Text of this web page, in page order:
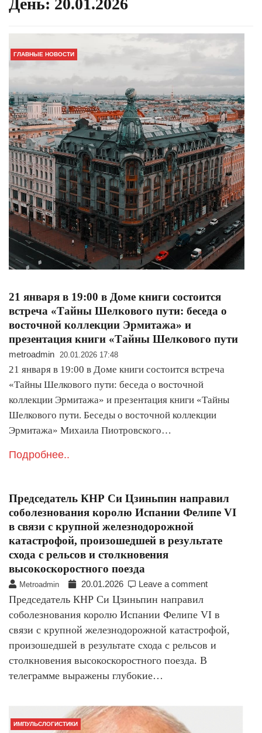
День: 20.01.2026
ГЛАВНЫЕ НОВОСТИ
21 января в 19:00 в Доме книги состоится
встреча «Тайны Шелкового пути: беседа о
восточной коллекции Эрмитажа» и
презентация книги «Тайны Шелкового пути
metroadmin 20.01.2026 17:48
21 января в 19:00 в Доме книги состоится встреча
«Тайны Шелкового пути: беседа о восточной
коллекции Эрмитажа» и презентация книги «Тайны
Шелкового пути. Беседы о восточной коллекции
Эрмитажа» Михаила Пиотровского…
Подробнее..
Председатель КНР Си Цзиньпин направил
соболезнования королю Испании Фелипе VI
в связи с крупной железнодорожной
катастрофой, произошедшей в результате
схода с рельсов и столкновения
высокоскоростного поезда
Metroadmin 20.01.2026 Leave a comment
Председатель КНР Си Цзиньпин направил
соболезнования королю Испании Фелипе VI в
связи с крупной железнодорожной катастрофой,
произошедшей в результате схода с рельсов и
столкновения высокоскоростного поезда. В
телеграмме выражены глубокие…
ИМПУЛЬСЛОГИСТИКИ